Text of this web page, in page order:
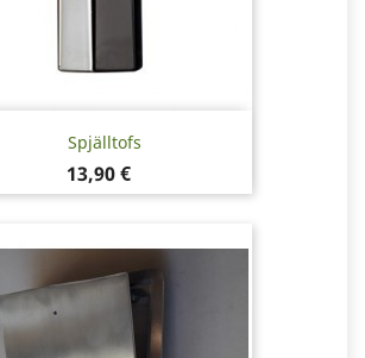
Spjälltofs
Pris
13,90 €